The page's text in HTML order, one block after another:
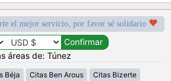
el mejor servicio, por favor sé solidario
áreas de: Túnez
Béja Citas Ben Arous Citas Bizerte